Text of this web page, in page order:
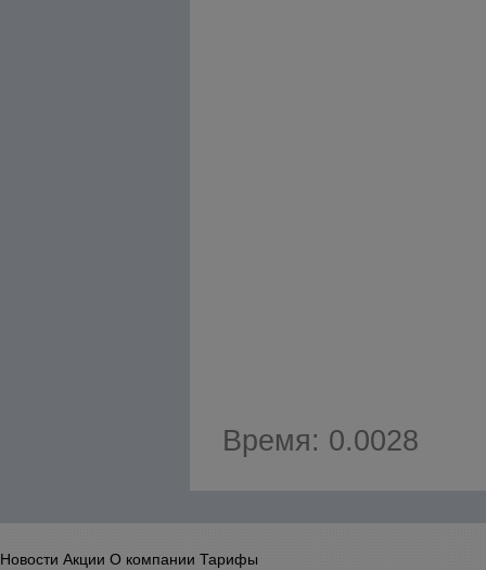
Время: 0.0028
Новости Акции О компании Тарифы